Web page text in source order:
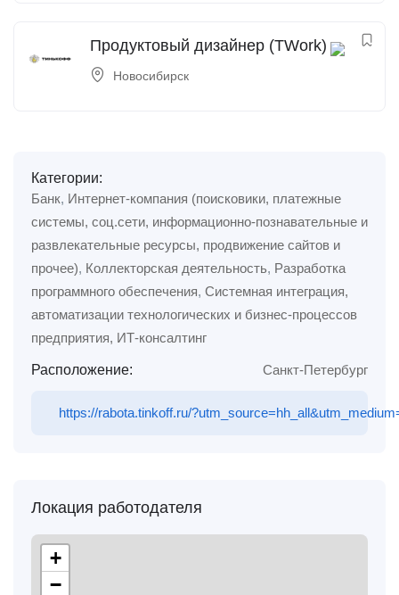
Продуктовый дизайнер (TWork)
Новосибирск
Категории:
Банк, Интернет-компания (поисковики, платежные
системы, соц.сети, информационно-познавательные и
развлекательные ресурсы, продвижение сайтов и
прочее), Коллекторская деятельность, Разработка
программного обеспечения, Системная интеграция,
автоматизации технологических и бизнес-процессов
предприятия, ИТ-консалтинг
Расположение: Санкт-Петербург
https://rabota.tinkoff.ru/
Локация работодателя
+
−